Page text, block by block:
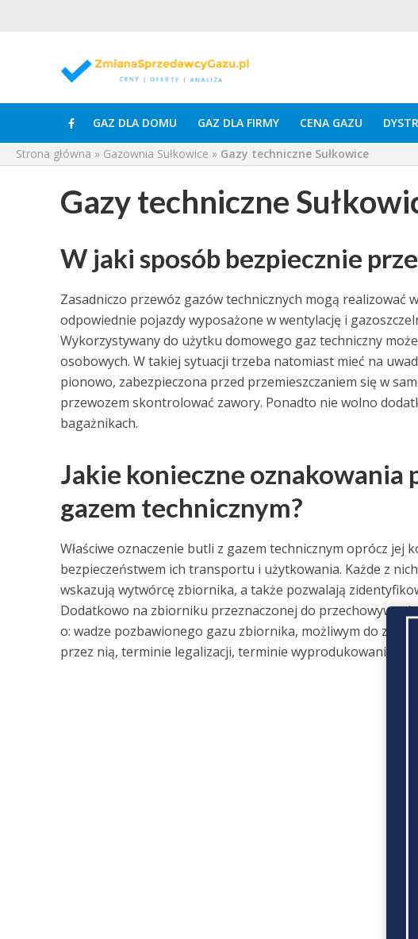
GAZ DLA DOMU GAZ DLA FIRMY CENA GAZU
Strona główna » Gazownia Sułkowice » Gazy techniczne Sułkowice
Gazy techniczne
W jaki sposób bezpiecznie
Zasadniczo przewóz gazów technicznych mogą realizować
odpowiednie pojazdy wyposażone w wentylację i
Wykorzystywany do użytku domowego gaz techniczny
osobowych. W takiej sytuacji trzeba natomiast mieć na
pionowo, zabezpieczona przed przemieszczaniem się w
przewozem skontrolować zawory. Ponadto nie wolno
bagażnikach.
Jakie konieczne oznakowania
gazem technicznym?
Właściwe oznaczenie butli z gazem technicznym oprócz
bezpieczeństwem ich transportu i użytkowania. Każde z
wskazują wytwórcę zbiornika, a także pozwalają
Dodatkowo na zbiorniku przeznaczonej do
o: wadze pozbawionego gazu zbiornika, możliwym do
przez nią, terminie legalizacji, terminie wyprodukowania..